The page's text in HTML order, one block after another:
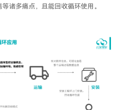
诸多痛点，且能回收循环使用。